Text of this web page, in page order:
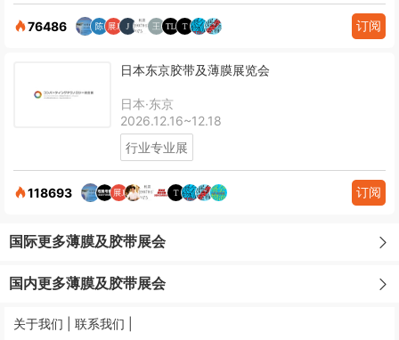
76486 订阅
日本东京胶带及薄膜展览会
日本·东京
2026.12.16~12.18
行业专业展
118693 订阅
国际更多薄膜及胶带展会
国内更多薄膜及胶带展会
关于我们 | 联系我们 |